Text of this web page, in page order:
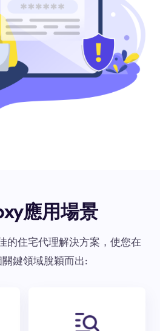
應用場景
的住宅代理解決方案，使您在
鍵領域脫穎而出: